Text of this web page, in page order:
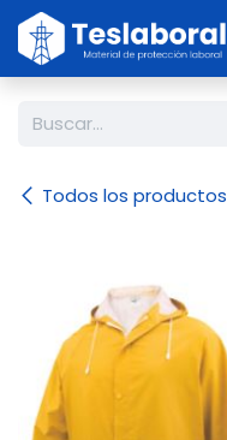
Ir al contenido
Todos los productos